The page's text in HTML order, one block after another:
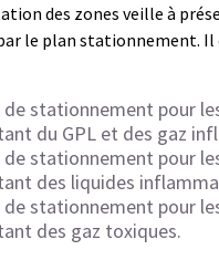
des zones veille à
le plan stationnement. Il
de stationnement pour
du GPL et des gaz
de stationnement pour
des liquides
de stationnement pour
des gaz toxiques.